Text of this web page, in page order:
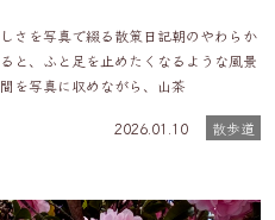
さを写真で綴る散策日記朝のやわらか
と、ふと足を止めたくなるような風景
を写真に収めながら、山茶
2026.01.10 散歩道